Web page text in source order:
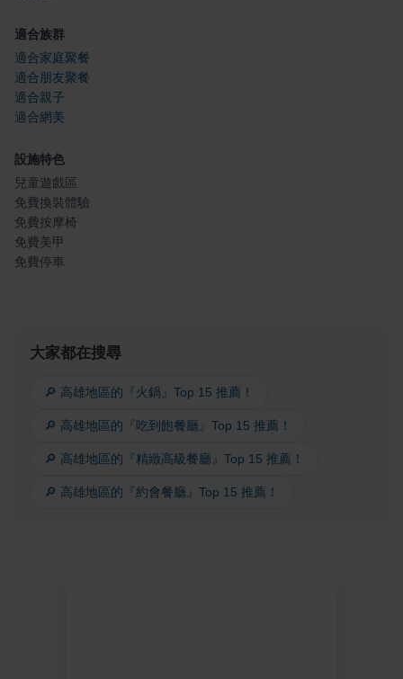
適合族群
適合家庭聚餐
適合朋友聚餐
適合親子
適合網美
設施特色
兒童遊戲區
免費換裝體驗
免費按摩椅
免費美甲
免費停車
大家都在搜尋
🔎 高雄地區的『火鍋』Top 15 推薦！
🔎 高雄地區的『吃到飽餐廳』Top 15 推薦！
🔎 高雄地區的『精緻高級餐廳』Top 15 推薦！
🔎 高雄地區的『約會餐廳』Top 15 推薦！